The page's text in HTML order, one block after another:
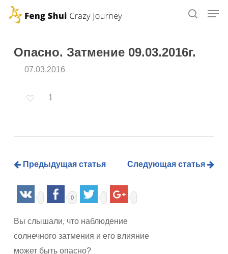
Skip
contentОпасно. Затмение 09.03.2016г.
07.03.2016
1
Предыдущая статья Следующая статья
0
Вы слышали, что наблюдение
солнечного затмения и его влияние
может быть опасно?